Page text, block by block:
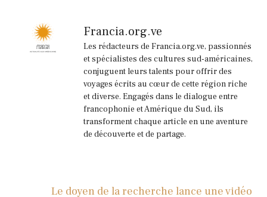
Francia.org.ve
Les rédacteurs de Francia.org.ve, passionnés
et spécialistes des cultures sud-américaines,
conjuguent leurs talents pour offrir des
voyages écrits au cœur de cette région riche
et diverse. Engagés dans le dialogue entre
francophonie et Amérique du Sud, ils
transforment chaque article en une aventure
de découverte et de partage.
Le doyen de la recherche lance une vidéo